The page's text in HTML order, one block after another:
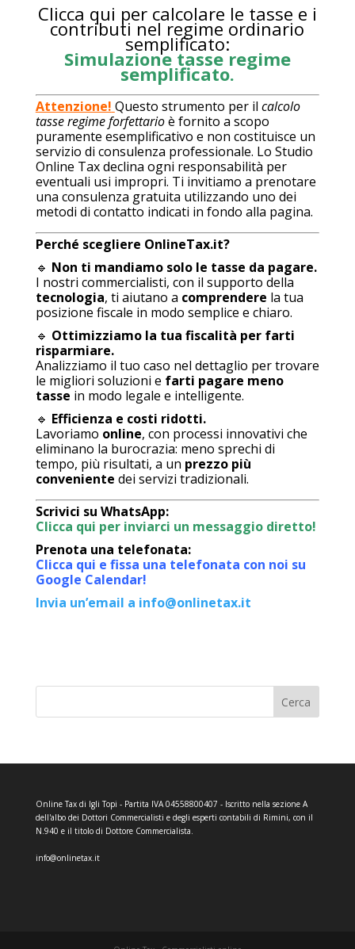
Clicca qui per calcolare le tasse e i
contributi nel regime ordinario
semplificato:
Simulazione tasse regime
semplificato.
Attenzione! Questo strumento per il calcolo
tasse regime forfettarioè fornito a scopo
puramente esemplificativo e non costituisce un
servizio di consulenza professionale. Lo Studio
Online Tax declina ogni responsabilità per
eventuali usi impropri. Ti invitiamo a prenotare
una consulenza gratuita utilizzando uno dei
metodi di contatto indicati in fondo alla pagina.
Perché scegliere OnlineTax.it?
🔹 Non ti mandiamo solo le tasse da pagare.
I nostri commercialisti, con il supporto della
tecnologia, ti aiutano a comprendere la tua
posizione fiscale in modo semplice e chiaro.
🔹 Ottimizziamo la tua fiscalità per farti
risparmiare.
Analizziamo il tuo caso nel dettaglio per trovare
le migliori soluzioni e farti pagare meno
tasse in modo legale e intelligente.
🔹 Efficienza e costi ridotti.
Lavoriamo online, con processi innovativi che
eliminano la burocrazia: meno sprechi di
tempo, più risultati, a un prezzo più
conveniente dei servizi tradizionali.
Scrivici su WhatsApp:
Clicca qui per inviarci un messaggio diretto!
Prenota una telefonata:
Clicca qui e fissa una telefonata con noi su
Google Calendar!
Invia un’email a info@onlinetax.it
Cerca
Online Tax di Igli Topi - Partita IVA 04558800407 - Iscritto nella sezione A
dell'albo dei Dottori Commercialisti e degli esperti contabili di Rimini, con il
N.940 e il titolo di Dottore Commercialista.
info@onlinetax.it